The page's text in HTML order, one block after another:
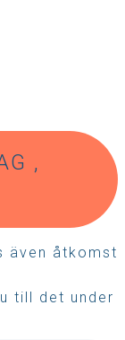
,
även åtkomst
till det under